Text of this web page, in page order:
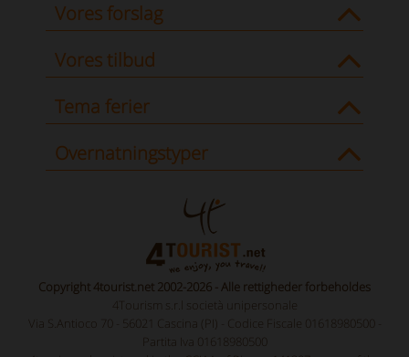
Vores forslag
Vores tilbud
Tema ferier
Overnatningstyper
Copyright 4tourist.net 2002-2026 - Alle rettigheder forbeholdes
4Tourism s.r.l società unipersonale
Via S.Antioco 70 - 56021 Cascina (PI) - Codice Fiscale 01618980500 -
Partita Iva 01618980500